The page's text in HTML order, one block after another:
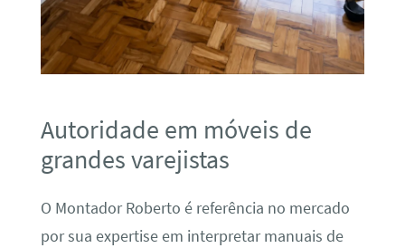
Autoridade em móveis de
grandes varejistas
O Montador Roberto é referência no mercado
por sua expertise em interpretar manuais de